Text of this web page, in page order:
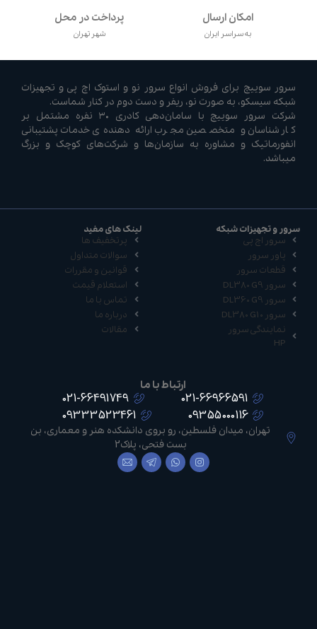
امکان ارسال
به سراسر ایران
پرداخت در محل
شهر تهران
سرور سوییچ برای فروش انواع سرور نو و استوک اچ پی و تجهیزات
شبکه سیسکو، به صورت نو، ریفر و دست دوم در کنار شماست.
شرکت سرور سوییچ با سامان‌دهی کادری ۳۰ نفره مشتمل بر
کارشناسان و متخصصین مجرب ارائه دهنده‌ی خدمات پشتیبانی
انفورماتیک و مشاوره به سازمان‌ها و شرکت‌های کوچک و بزرگ
میباشد.
سرور و تجهیزات شبکه
سرور اچ پی
پاور سرور
قطعات سرور
سرور DL380 G9
سرور DL360 G9
سرور DL380 G10
نمایندگی سرور
HP
لینک های مفید
پرتخفیف ها
سوالات متداول
قوانین و مقررات
استعلام قیمت
تماس با ما
درباره ما
مقالات
ارتباط با ما
021-66966591
021-66491749
09355000116
09333523461
تهران، میدان فلسطین، رو بروی دانشکده هنر و معماری، بن
بست فتحی، پلاک2